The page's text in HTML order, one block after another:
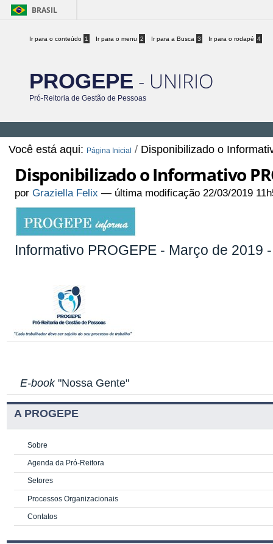
BRASIL
Ir para o conteúdo 1 Ir para o menu 2 Ir para a Busca 3 Ir para o rodapé 4
PROGEPE - UNIRIO
Pró-Reitoria de Gestão de Pessoas
Você está aqui: Página Inicial / Disponibilizado o
Disponibilizado o Informativo
porGraziella Felix — última modificação 22/03/2019
Informativo PROGEPE - Março de 2019
E-book"Nossa Gente"
A PROGEPE
Sobre
Agenda da Pró-Reitora
Setores
Processos Organizacionais
Contatos